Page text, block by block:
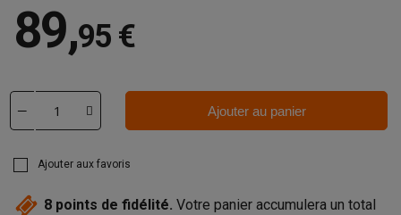
89,95 €
Ajouter au panier
Ajouter aux favoris
8 points de fidélité. Votre panier accumulera un total